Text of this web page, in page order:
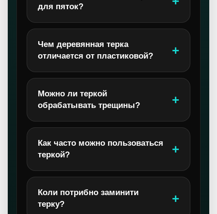
для пяток?
Чем деревянная терка
отличается от пластиковой?
Можно ли теркой
обрабатывать трещины?
Как часто можно пользоваться
теркой?
Коли потрибно заминити
терку?